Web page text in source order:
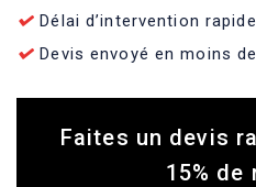
Délai d’intervention rapide
Devis envoyé en moins
Faites un devis
15% de